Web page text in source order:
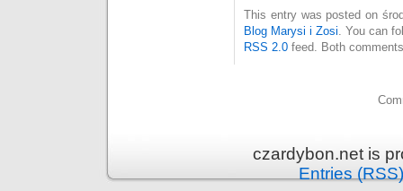
This entry was posted on
Blog Marysi i Zosi . You can
RSS 2.0 feed. Both
czardybon.net is
Entries (RSS)